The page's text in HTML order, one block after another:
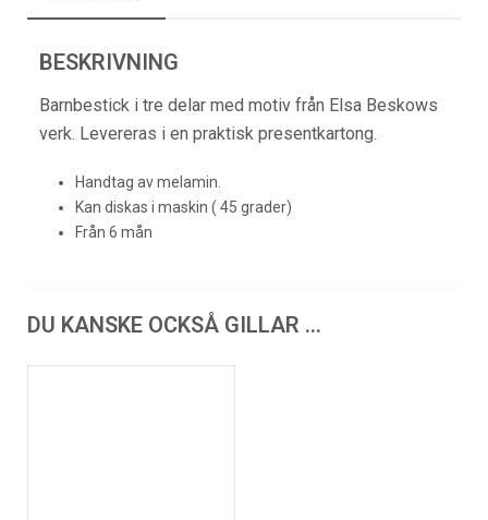
BESKRIVNING
Barnbestick i tre delar med motiv från Elsa Beskows
verk. Levereras i en praktisk presentkartong.
Handtag av melamin.
Kan diskas i maskin ( 45 grader)
Från 6 mån
DU KANSKE OCKSÅ GILLAR …